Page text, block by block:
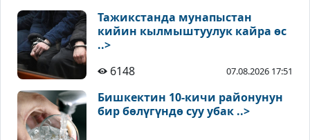
Тажикстанда мунапыстан
кийин кылмыштуулук кайра өс
..>
6148
07.08.2026 17:51
Бишкектин 10-кичи районунун
бир бөлүгүндө суу убак ..>